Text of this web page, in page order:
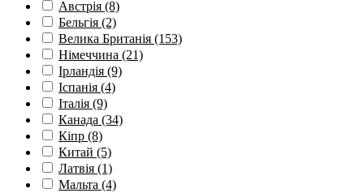
Австрія (8)
Бельгія (2)
Велика Британія (153)
Німеччина (21)
Ірландія (9)
Іспанія (4)
Італія (9)
Канада (34)
Кіпр (8)
Китай (5)
Латвія (1)
Мальта (4)